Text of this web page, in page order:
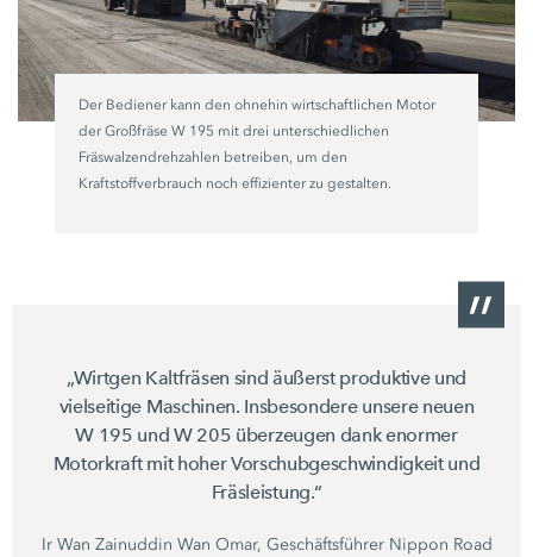
Der Bediener kann den ohnehin wirtschaftlichen Motor
der Großfräse W 195 mit drei unterschiedlichen
Fräswalzendrehzahlen betreiben, um den
Kraftstoffverbrauch noch effizienter zu gestalten.
„Wirtgen Kaltfräsen sind äußerst produktive und
vielseitige Maschinen. Insbesondere unsere neuen
W 195 undW 205 überzeugen dank enormer
Motorkraft mit hoher Vorschubgeschwindigkeit und
Fräsleistung.“
Ir Wan Zainuddin Wan Omar, Geschäftsführer Nippon Road